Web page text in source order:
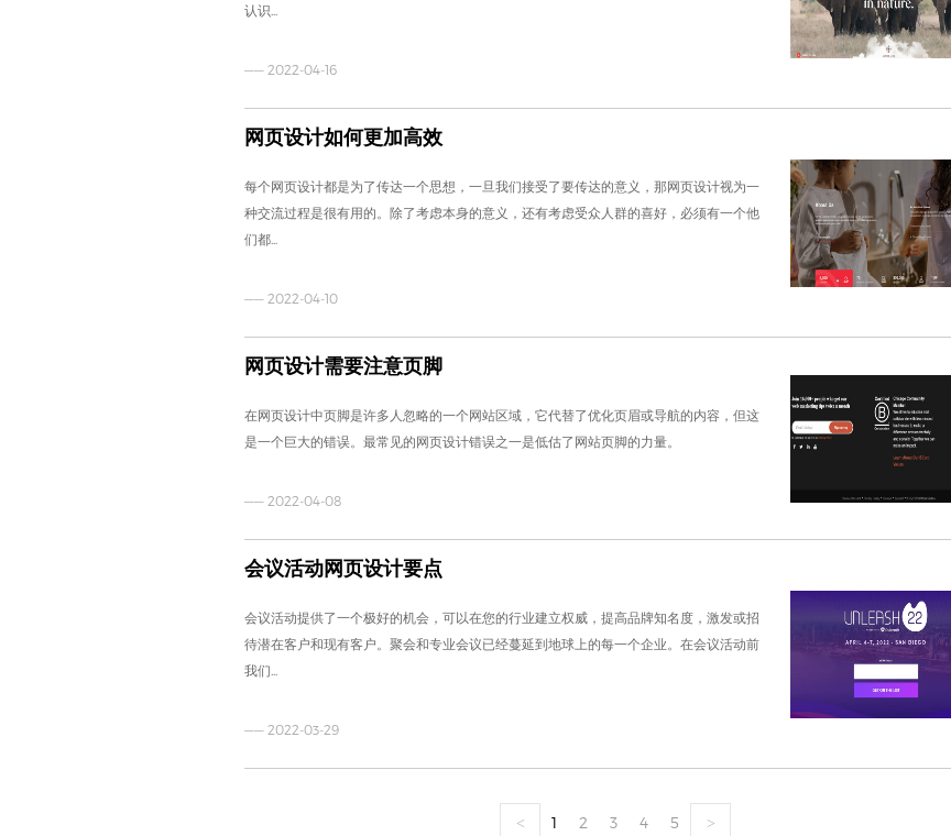
认识...
—— 2022-04-16
网页设计如何更加高效
每个网页设计都是为了传达一个思想，一旦我们接受了要传达的意义，那网页设计视为一
种交流过程是很有用的。除了考虑本身的意义，还有考虑受众人群的喜好，必须有一个他
们都...
—— 2022-04-10
网页设计需要注意页脚
在网页设计中页脚是许多人忽略的一个网站区域，它代替了优化页眉或导航的内容，但这
是一个巨大的错误。最常见的网页设计错误之一是低估了网站页脚的力量。
—— 2022-04-08
会议活动网页设计要点
会议活动提供了一个极好的机会，可以在您的行业建立权威，提高品牌知名度，激发或招
待潜在客户和现有客户。聚会和专业会议已经蔓延到地球上的每一个企业。在会议活动前
我们...
—— 2022-03-29
< 1 2 3 4 5 >